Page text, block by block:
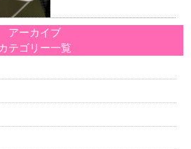
アーカイブ
カテゴリー一覧